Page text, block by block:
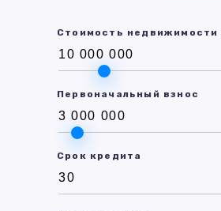
Стоимость недвижимости
Первоначальный взнос
Срок кредита